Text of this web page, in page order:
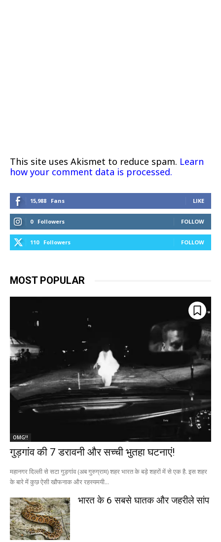
This site uses Akismet to reduce spam. Learn
how your comment data is processed.
15,988 Fans LIKE
0 Followers FOLLOW
110 Followers FOLLOW
MOST POPULAR
OMG!!
गुड़गांव की 7 डरावनी और सच्ची भुतहा घटनाएं!
महानगर दिल्ली से सटा गुड़गांव (अब गुरुग्राम) शहर भारत के बड़े शहरों में से एक है. इस शहर
के बारे में कुछ ऐसी खौफनाक और रहस्यमयी...
भारत के 6 सबसे घातक और जहरीले सांप